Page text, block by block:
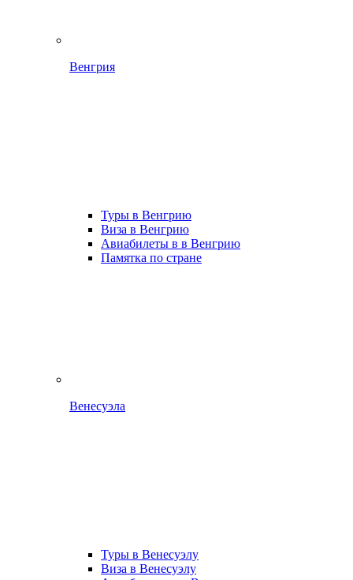
Венгрия
Туры в Венгрию
Виза в Венгрию
Авиабилеты в в Венгрию
Памятка по стране
Венесуэла
Туры в Венесуэлу
Виза в Венесуэлу